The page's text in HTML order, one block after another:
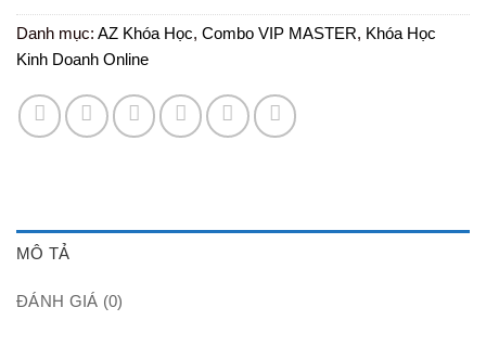
Danh mục: AZ Khóa Học, Combo VIP MASTER, Khóa Học
Kinh Doanh Online
MÔ TẢ
ĐÁNH GIÁ (0)